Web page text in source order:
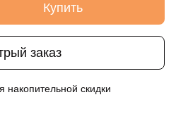
Купить
заказ
накопительной скидки